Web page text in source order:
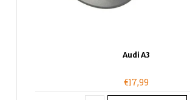
Audi A3
€17,99